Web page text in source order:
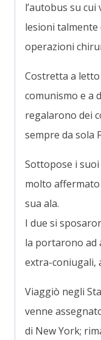
l’autobus su
lesioni talmente
operazioni
Costretta a
comunismo e a
regalarono dei
sempre da sola
Sottopose i
molto affermato
sua ala.
I due si
la portarono ad
extra-coniugali,
Viaggiò negli
venne
di New York;